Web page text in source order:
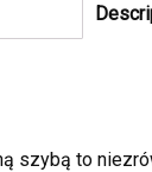
szybą to